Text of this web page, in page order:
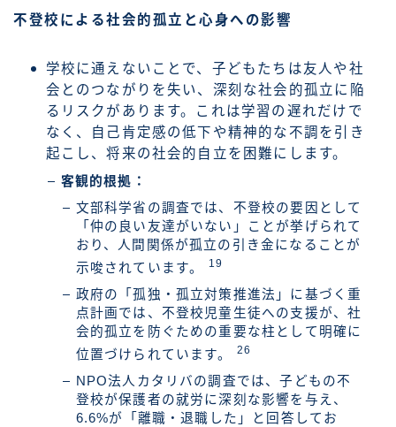
不登校による社会的孤立と心身への影響
学校に通えないことで、子どもたちは友人や社
会とのつながりを失い、深刻な社会的孤立に陥
るリスクがあります。これは学習の遅れだけで
なく、自己肯定感の低下や精神的な不調を引き
起こし、将来の社会的自立を困難にします。
客観的根拠：
文部科学省の調査では、不登校の要因として
「仲の良い友達がいない」ことが挙げられて
おり、人間関係が孤立の引き金になることが
示唆されています。
19
政府の「孤独・孤立対策推進法」に基づく重
点計画では、不登校児童生徒への支援が、社
会的孤立を防ぐための重要な柱として明確に
位置づけられています。 26
NPO法人カタリバの調査では、子どもの不
登校が保護者の就労に深刻な影響を与え、
6.6%が「離職・退職した」と回答してお